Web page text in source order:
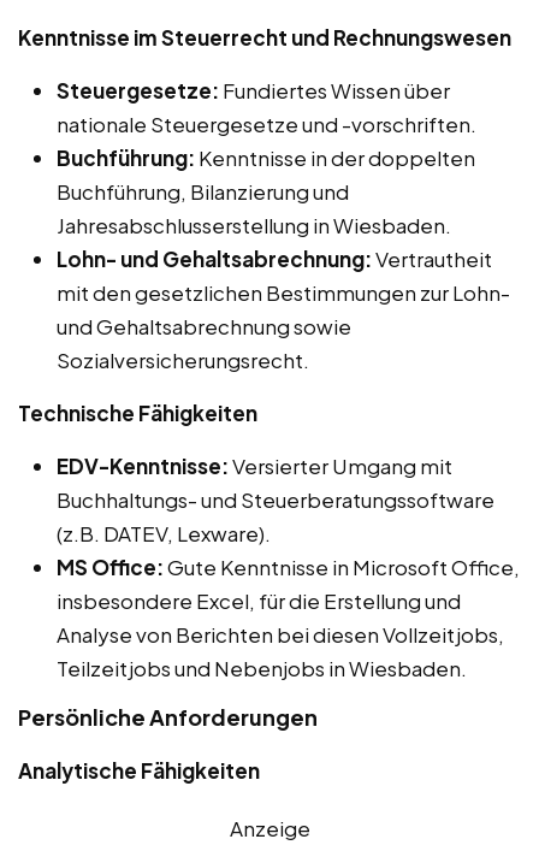
Kenntnisse im Steuerrecht und Rechnungswesen
Steuergesetze: Fundiertes Wissen über
nationale Steuergesetze und -vorschriften.
Buchführung: Kenntnisse in der doppelten
Buchführung, Bilanzierung und
Jahresabschlusserstellung in Wiesbaden.
Lohn- und Gehaltsabrechnung:Vertrautheit
mit den gesetzlichen Bestimmungen zur Lohn-
und Gehaltsabrechnung sowie
Sozialversicherungsrecht.
Technische Fähigkeiten
EDV-Kenntnisse:Versierter Umgang mit
Buchhaltungs- und Steuerberatungssoftware
(z.B. DATEV, Lexware).
MS Office:Gute Kenntnisse in Microsoft Office,
insbesondere Excel, für die Erstellung und
Analyse von Berichten bei diesen Vollzeitjobs,
Teilzeitjobs und Nebenjobs in Wiesbaden.
Persönliche Anforderungen
Analytische Fähigkeiten
Anzeige